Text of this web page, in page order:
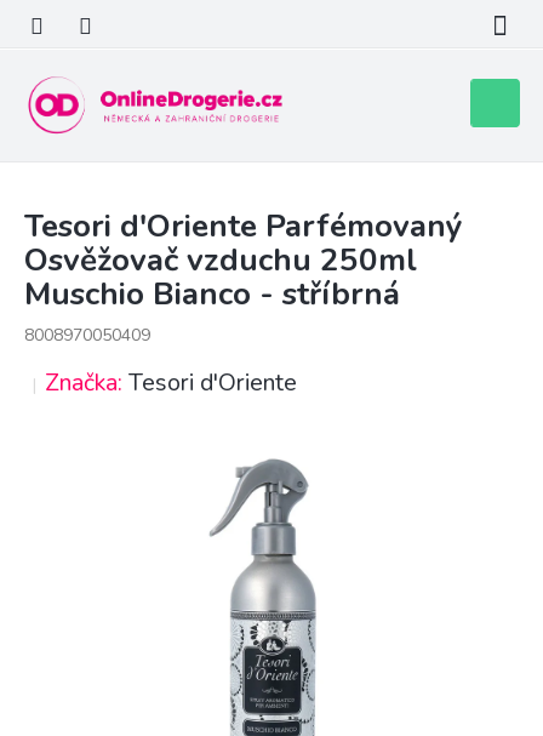
obsah
košík
Tesori d'Oriente Parfémovaný
Osvěžovač vzduchu 250ml
Muschio Bianco - stříbrná
8008970050409
Značka: Tesori d'Oriente